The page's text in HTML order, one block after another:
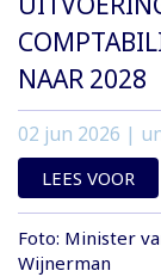
NAAR 2028
02 jun 2026 |
LEES VOOR
Foto: Minister
Wijnerman